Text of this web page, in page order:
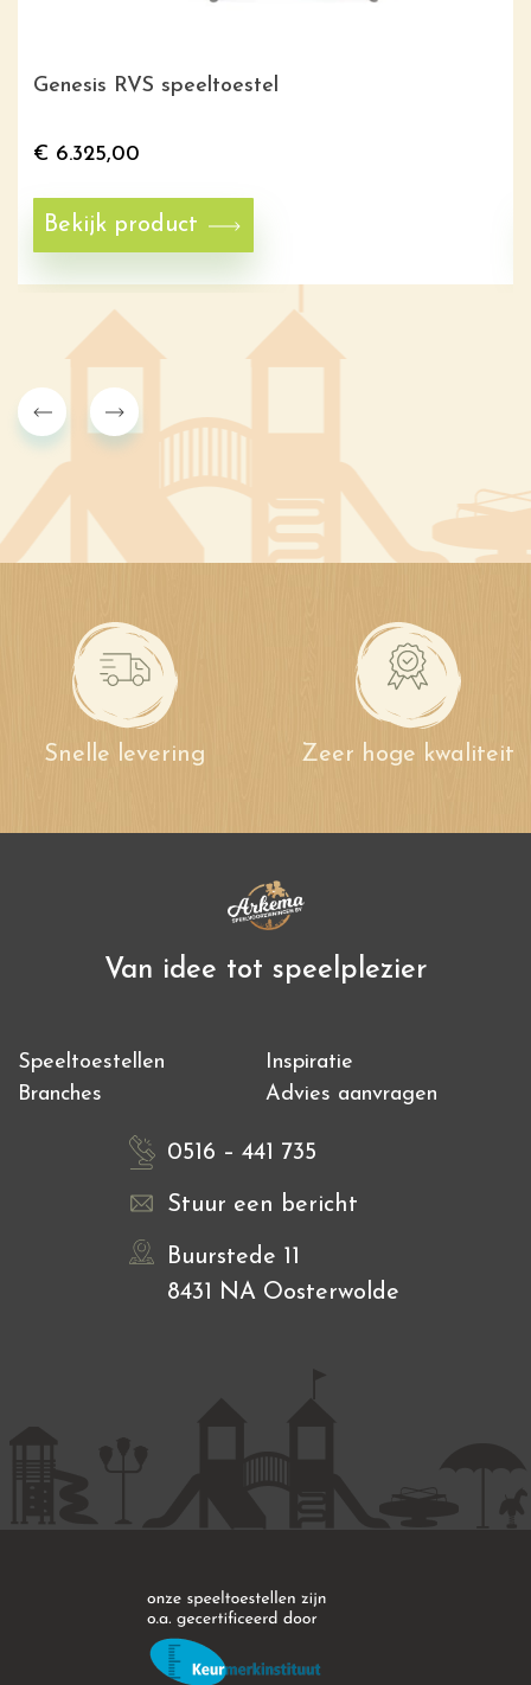
Genesis RVS speeltoestel
€ 6.325,00
Bekijk product
Snelle levering Zeer hoge kwaliteit
Van idee tot speelplezier
Speeltoestellen
Inspiratie
Branches
Advies aanvragen
0516 – 441 735
Stuur een bericht
Buurstede 11
8431 NA Oosterwolde